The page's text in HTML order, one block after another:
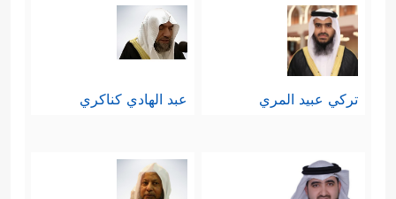
تركي عبيد المري عبد الهادي كناكري